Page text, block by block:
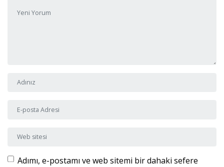
Adı ve Soyadı
E-posta Adresi
Web sitesi
Adımı, e-postamı ve web sitemi bir dahaki sefere